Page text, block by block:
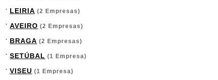
LEIRIA (2 Empresas)
AVEIRO (2 Empresas)
BRAGA (2 Empresas)
SETÚBAL (1 Empresa)
VISEU (1 Empresa)